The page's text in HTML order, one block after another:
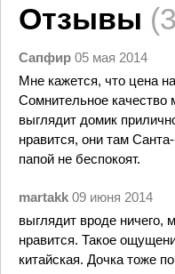
Отзывы
Сапфир 05 мая 2014
Мне кажется, что цена
Сомнительное качество
выглядит домик
нравится, они там
папой не беспокоят.
martakk 09 июня 2014
выглядит вроде ничего,
нравится. Такое
китайская. Дочка тоже